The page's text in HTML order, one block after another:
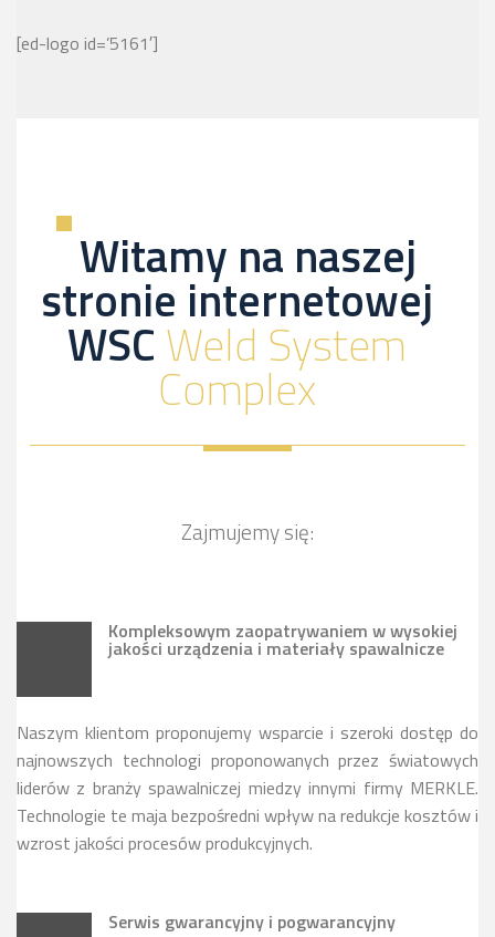
[ed-logo id=’5161′]
Witamy na naszej
stronie internetowej
WSCWeld System
Complex
Zajmujemy się:
Kompleksowym zaopatrywaniem w wysokiej
jakości urządzenia i materiały spawalnicze
Naszym klientom proponujemy wsparcie i szeroki dostęp do
najnowszych technologi proponowanych przez światowych
liderów z branży spawalniczej miedzy innymi firmy MERKLE.
Technologie te maja bezpośredni wpływ na redukcje kosztów i
wzrost jakości procesów produkcyjnych.
Serwis gwarancyjny i pogwarancyjny